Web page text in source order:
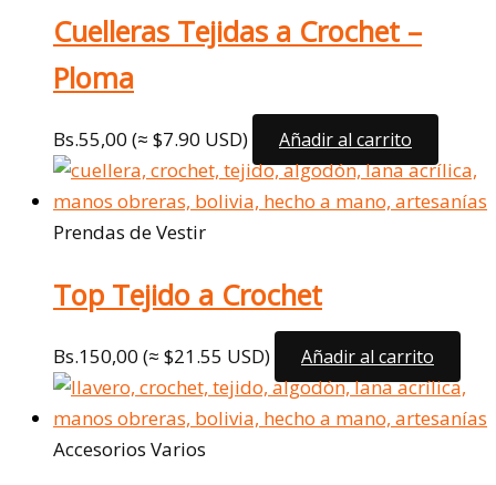
Cuelleras Tejidas a Crochet –
Ploma
Bs.55,00 (≈ $7.90 USD) Añadir al carrito
Prendas de Vestir
Top Tejido a Crochet
Bs.150,00 (≈ $21.55 USD) Añadir al carrito
Accesorios Varios